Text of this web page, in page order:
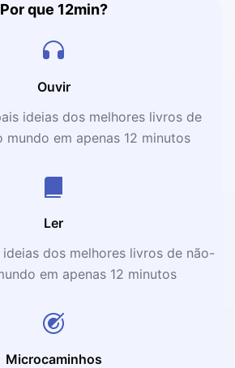
Por que 12min?
Ouvir
ideias dos melhores livros de
em apenas 12 minutos
Ler
dos melhores livros de não-
em apenas 12 minutos
Microcaminhos